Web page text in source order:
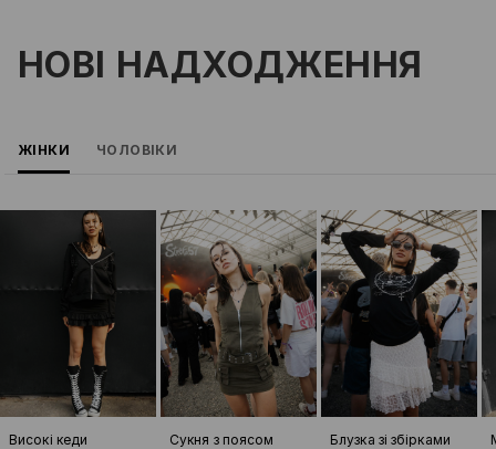
НОВІ НАДХОДЖЕННЯ
ЖІНКИ ЧОЛОВІКИ
Високі кеди
Сукня з поясом
Блузка зі збірками